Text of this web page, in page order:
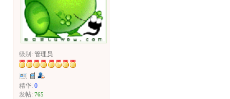
级别: 管理员
精华: 0
发帖: 765